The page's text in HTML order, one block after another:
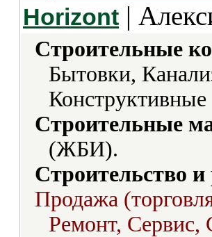
Horizont |
Строительные
Бытовки,
Строительные
(ЖБИ).
Строительство
Продажа
Ремонт, Сервис,